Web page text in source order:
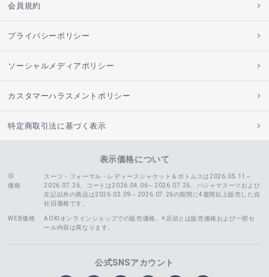
会員規約
プライバシーポリシー
ソーシャルメディアポリシー
カスタマーハラスメントポリシー
特定商取引法に基づく表示
表示価格について
価格
スーツ・フォーマル・レディースジャケット＆ボトムスは2026.05.11～
2026.07.26、コートは2026.04.06～2026.07.26、 パジャマスーツおよび
左記以外の商品は2026.02.09～2026.07.26の期間に4週間以上販売した自
社旧価格です。
WEB価格
AOKIオンラインショップでの販売価格。※店頭とは販売価格および一部セ
ール内容は異なります。
公式SNSアカウント